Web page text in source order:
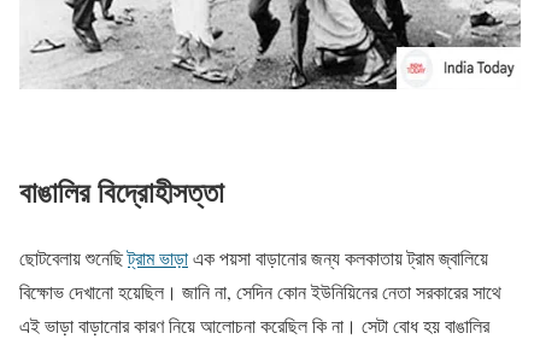
বাঙালির বিদ্রোহীসত্তা
ছোটবেলায় শুনেছিট্রাম ভাড়াএক পয়সা বাড়ানোর জন্য কলকাতায় ট্রাম জ্বালিয়ে
বিক্ষোভ দেখানো হয়েছিল। জানি না, সেদিন কোন ইউনিয়িনের নেতা সরকারের সাথে
এই ভাড়া বাড়ানোর কারণ নিয়ে আলোচনা করেছিল কি না। সেটা বোধ হয় বাঙালির